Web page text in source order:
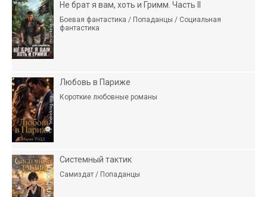
Не брат я вам, хоть и Гримм. Часть II
Боевая фантастика / Попаданцы / Социальная
фантастика
Любовь в Париже
Короткие любовные романы
Системный тактик
Самиздат / Попаданцы